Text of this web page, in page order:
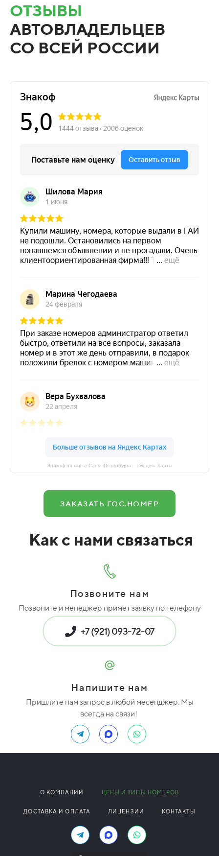
ОТЗЫВЫ
АВТОВЛАДЕЛЬЦЕВ
СО ВСЕЙ РОССИИ
Знакоф на карте Санкт‑Петербурга — Яндекс Карты
ЗАКАЗАТЬ ГОС.НОМЕР
Как с нами связаться
Позвоните нам
Позвоните и менеджер примет заявку по телефону
+7 (921) 093-72-07
Напишите нам
Пришлите нам запрос в любой месенджер. Мы
всегда на связи!
О КОМПАНИИ ЦЕНЫ И ТИПЫ НОМЕРОВ
ДОСТАВКА И ОПЛАТА ЛИЦЕНЗИИ КОНТАКТЫ